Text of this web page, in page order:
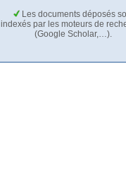
Les documents déposés
indexés par les moteurs de
(Google Scholar,…).